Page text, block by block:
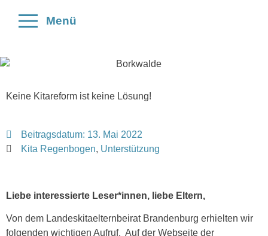
Menü
Keine Kitareform ist keine Lösung!
Beitragsdatum: 13. Mai 2022
Kita Regenbogen, Unterstützung
Liebe interessierte Leser*innen, liebe Eltern,
Von dem Landeskitaelternbeirat Brandenburg erhielten wir
folgenden wichtigen Aufruf. Auf der Webseite der